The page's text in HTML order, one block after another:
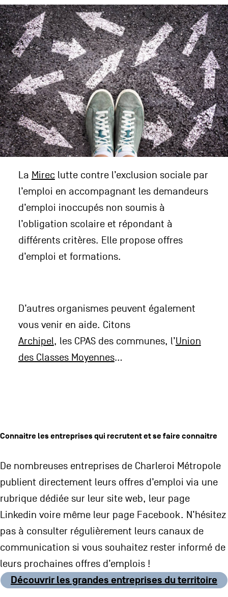
La Mireclutte contre l’exclusion sociale par
l’emploi en accompagnant les demandeurs
d’emploi inoccupés non soumis à
l’obligation scolaire et répondant à
différents critères. Elle propose offres
d’emploi et formations.
D’autres organismes peuvent également
vous venir en aide. Citons
Archipel, les CPAS des communes, l’Union
des Classes Moyennes…
Connaitre les entreprises qui recrutent et se faire connaitre
De nombreuses entreprises de Charleroi Métropole
publient directement leurs offres d’emploi via une
rubrique dédiée sur leur site web, leur page
Linkedin voire même leur page Facebook. N’hésitez
pas à consulter régulièrement leurs canaux de
communication si vous souhaitez rester informé de
leurs prochaines offres d’emplois !
Découvrir les grandes entreprises du territoire